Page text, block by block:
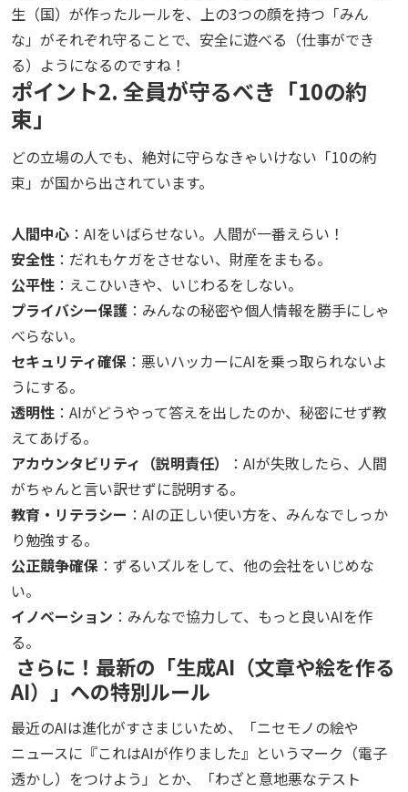
生（国）が作ったルールを、上の3つの顔を持つ「みん
な」がそれぞれ守ることで、安全に遊べる（仕事ができ
る）ようになるのですね！
ポイント2. 全員が守るべき「10の約
束」
どの立場の人でも、絶対に守らなきゃいけない「10の約
束」が国から出されています。
人間中心 ：AIをいばらせない。人間が一番えらい！
安全性 ：だれもケガをさせない、財産をまもる。
公平性 ：えこひいきや、いじわるをしない。
プライバシー保護 ：みんなの秘密や個人情報を勝手にしゃ
べらない。
セキュリティ確保 ：悪いハッカーにAIを乗っ取られないよ
うにする。
透明性 ：AIがどうやって答えを出したのか、秘密にせず教
えてあげる。
アカウンタビリティ（説明責任）
：AIが失敗したら、人間
がちゃんと言い訳せずに説明する。
教育・リテラシー ：AIの正しい使い方を、みんなでしっか
り勉強する。
公正競争確保 ：ずるいズルをして、他の会社をいじめな
い。
イノベーション ：みんなで協力して、もっと良いAIを作
る。
さらに！最新の「生成AI（文章や絵を作る
AI）」への特別ルール
最近のAIは進化がすさまじいため、「ニセモノの絵や
ニュースに『これはAIが作りました』というマーク（電子
透かし）をつけよう」とか、「わざと意地悪なテスト